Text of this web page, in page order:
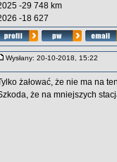
-29 748 km
-18 627
Wysłany: 20-10-2018, 15:22
żałować, że nie ma na
że na mniejszych